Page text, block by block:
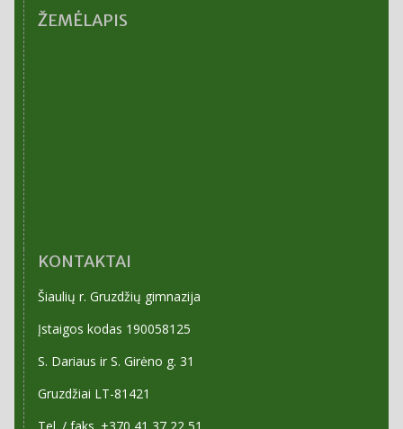
ŽEMĖLAPIS
KONTAKTAI
Šiaulių r. Gruzdžių gimnazija
Įstaigos kodas 190058125
S. Dariaus ir S. Girėno g. 31
Gruzdžiai LT-81421